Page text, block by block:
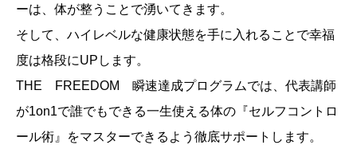
ーは、体が整うことで湧いてきます。
そして、ハイレベルな健康状態を手に入れることで幸福
度は格段にUPします。
THE FREEDOM 瞬速達成プログラムでは、代表講師
が1on1で誰でもできる一生使える体の『セルフコントロ
ール術』をマスターできるよう徹底サポートします。